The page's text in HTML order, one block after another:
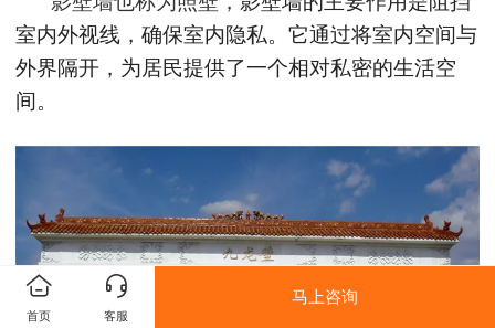
室内外视线，确保室内隐私。它通过将室内空间与
外界隔开，为居民提供了一个相对私密的生活空
间。
首页 客服
马上咨询